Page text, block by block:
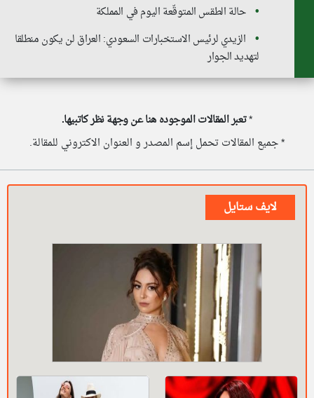
حالة الطقس المتوقّعة اليوم في المملكة
الزيدي لرئيس الاستخبارات السعودي: العراق لن يكون منطلقا
لتهديد الجوار
*تعبر المقالات الموجوده هنا عن وجهة نظر كاتبيها.
* جميع المقالات تحمل إسم المصدر و العنوان الاكتروني للمقالة.
لايف ستايل